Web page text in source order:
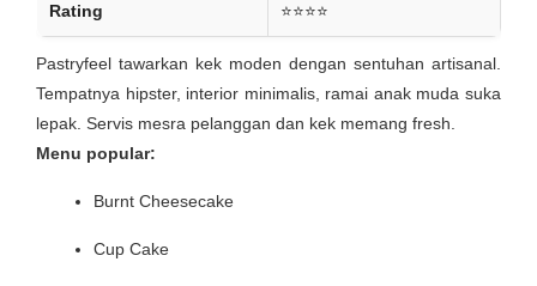
Rating ⭐⭐⭐⭐
Pastryfeel tawarkan kek moden dengan sentuhan artisanal.
Tempatnya hipster, interior minimalis, ramai anak muda suka
lepak. Servis mesra pelanggan dan kek memang fresh.
Menu popular:
Burnt Cheesecake
Cup Cake